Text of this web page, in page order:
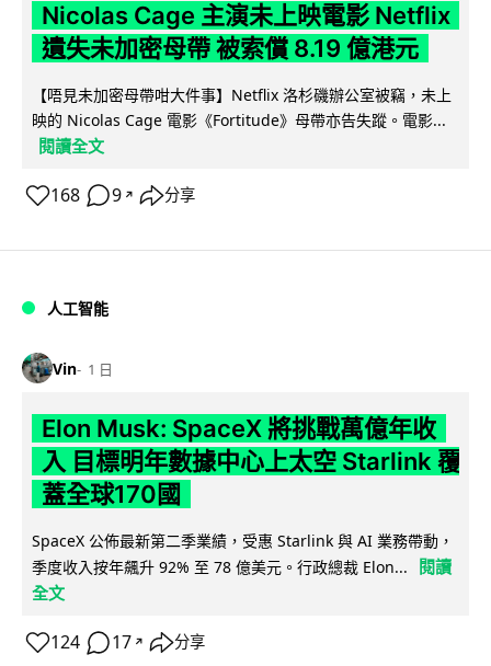
Nicolas Cage 主演未上映電影 Netflix
遺失未加密母帶 被索償 8.19 億港元
【唔見未加密母帶咁大件事】Netflix 洛杉磯辦公室被竊，未上
映的 Nicolas Cage 電影《Fortitude》母帶亦告失蹤。電影...
閱讀全文
168 9 ↗ 分享
人工智能
Vin 1 日
Elon Musk: SpaceX 將挑戰萬億年收
入 目標明年數據中心上太空 Starlink 覆
蓋全球170國
SpaceX 公佈最新第二季業績，受惠 Starlink 與 AI 業務帶動，
季度收入按年飆升 92% 至 78 億美元。行政總裁 Elon...
閱讀
全文
124 17 ↗ 分享